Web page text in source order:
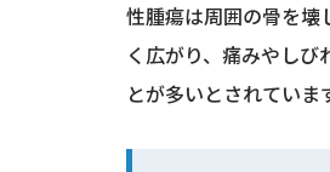
性腫瘍は周囲の骨を壊
く広がり、痛みやしび
とが多いとされていま